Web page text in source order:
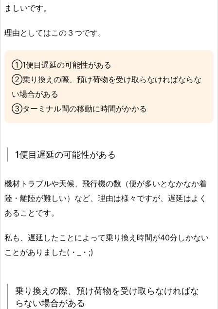
ましいです。
理由としてはこの３つです。
①1便目遅延の可能性がある
②乗り換えの際、預け荷物を受け取らなければならな
い場合がある
③ターミナル間の移動に時間がかかる
1便目遅延の可能性がある
機材トラブルや天候、飛行機の数（便が多いとなかなか着
陸・離陸が難しい）など、理由は様々ですが、 遅延はよく
あることです。
私も、遅延したことによって乗り換え時間が40分しかない
ことがありました(・_・;)
乗り換えの際、預け荷物を受け取らなければな
らない場合がある